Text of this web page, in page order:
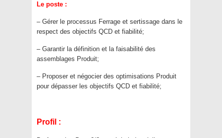
Le poste :
– Gérer le processus Ferrage et sertissage dans le
respect des objectifs QCD et fiabilité;
– Garantir la définition et la faisabilité des
assemblages Produit;
– Proposer et négocier des optimisations Produit
pour dépasser les objectifs QCD et fiabilité;
Profil :